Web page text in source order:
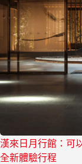
漢來日月行館：可
全新體驗行程